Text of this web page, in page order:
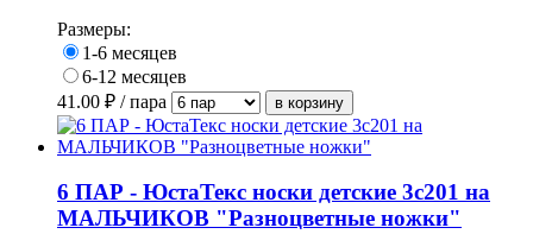
Размеры:
1-6 месяцев
6-12 месяцев
41.00 ₽ / пара
6 ПАР - ЮстаТекс носки детские 3с201 на
МАЛЬЧИКОВ "Разноцветные ножки"